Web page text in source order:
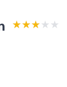
★★★★★
★★★★★